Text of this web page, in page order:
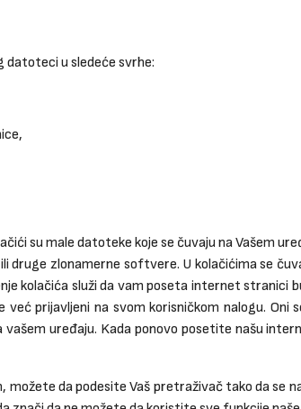
datoteci u sledeće svrhe:
su male datoteke koje se čuvaju na Vašem
druge zlonamerne softvere. U kolačićima se
kolačića služi da vam poseta internet stranici
prijavljeni na svom korisničkom nalogu.
vašem uređaju. Kada ponovo posetite našu
da podesite Vaš pretraživač tako da se